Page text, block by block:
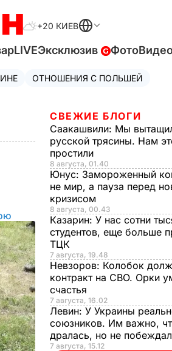
+20 КИЕВ
LIVEЭксклюзив Фото
ОТНОШЕНИЯ С ПОЛЬШЕЙ
СВЕЖИЕ БЛОГИ
Саакашвили: Мы
русской трясины. Нам
простили
8 августа, 01.40
Юнус: Замороженный
не мир, а пауза перед
кризисом
8 августа, 00.43
Казарин: У нас сотни
студентов, еще больше
ТЦК
7 августа, 19.48
Невзоров: Колобок
контракт на СВО. Орки
счастья
7 августа, 16.02
Левин: У Украины
союзников. Им важно,
дралась, но не
7 августа, 15.12